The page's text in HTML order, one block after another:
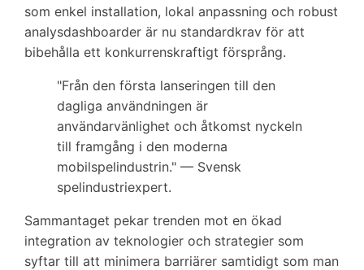
som enkel installation, lokal anpassning och robust
analysdashboarder är nu standardkrav för att
bibehålla ett konkurrenskraftigt försprång.
"Från den första lanseringen till den
dagliga användningen är
användarvänlighet och åtkomst nyckeln
till framgång i den moderna
mobilspelindustrin." — Svensk
spelindustriexpert.
Sammantaget pekar trenden mot en ökad
integration av teknologier och strategier som
syftar till att minimera barriärer samtidigt som man